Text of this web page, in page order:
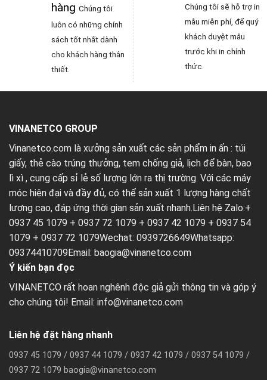
hàng Chúng tôi
luôn có những chính
sách tốt nhất dành
cho khách hàng thân
thiết.
Chúng tôi sẽ hỗ trợ in
mẫu miễn phí, để quý
khách duyệt mẫu
trước khi in chính
thức.
VINANETCO GROUP
Vinanetco.com là xưởng sản xuất các sản phẩm in ấn : túi
giấy, thẻ cào trúng thưởng, tem chống giả, lịch để bàn, bao
lì xì , cung cấp sỉ lẻ số lượng lớn ra thị trường. Với các máy
móc hiện đại và đầy đủ, có thể sản xuất 1 lượng hàng chất
lượng cao, đáp ứng thời gian sản xuất nhanh.Liên hệ Zalo:+
0937 45 1079 + 0937 72 1079 + 0937 42 1079 + 0937 54
1079 + 0937 72 1079Wechat: 0939726649Whatsapp:
09374410709Email: baogia@vinanetco.com
Ý kiến bạn đọc
VINANETCO rất hoan nghênh độc giả gửi thông tin và góp ý
cho chúng tôi! Email: info@vinanetco.com
Liên hệ đặt hàng nhanh
0937 45 1079 / 0937 44 1079 / 0937 42 1079 / 0937 54 1079 /
0937 72 1079 baogia@vinanetco.com